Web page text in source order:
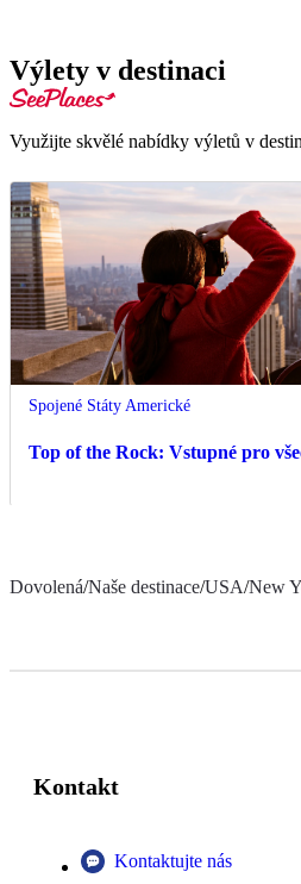
Výlety v destinaci
Využijte skvělé nabídky výletů v
Spojené Státy Americké
Top of the Rock: Vstupné pro
Dovolená/Naše destinace/USA/New
Kontakt
Kontaktujte nás